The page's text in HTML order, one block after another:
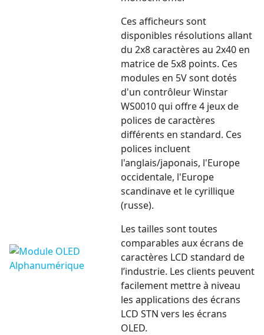
Ces afficheurs sont
disponibles résolutions allant
du 2x8 caractères au 2x40 en
matrice de 5x8 points. Ces
modules en 5V sont dotés
d'un contrôleur Winstar
WS0010 qui offre 4 jeux de
polices de caractères
différents en standard. Ces
polices incluent
l'anglais/japonais, l'Europe
occidentale, l'Europe
scandinave et le cyrillique
(russe).
Les tailles sont toutes
comparables aux écrans de
caractères LCD standard de
l’industrie. Les clients peuvent
facilement mettre à niveau
les applications des écrans
LCD STN vers les écrans
OLED.